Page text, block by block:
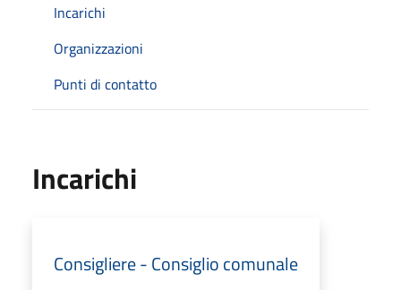
Incarichi
Organizzazioni
Punti di contatto
Incarichi
Consigliere - Consiglio comunale